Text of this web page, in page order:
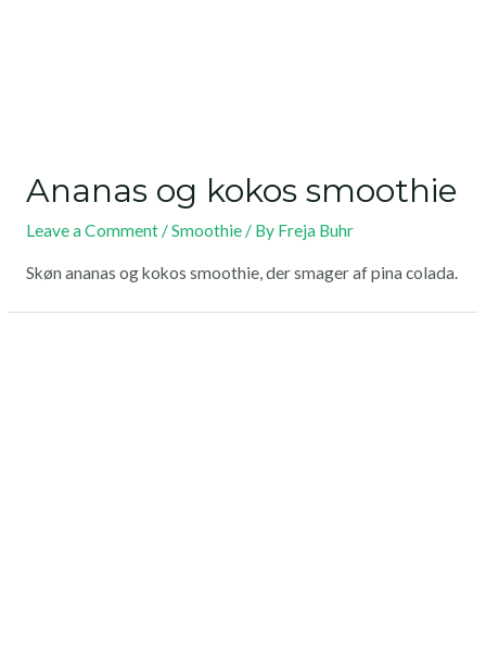
Ananas og kokos smoothie
Leave a Comment /Smoothie/ By Freja Buhr
Skøn ananas og kokos smoothie, der smager af pina colada.